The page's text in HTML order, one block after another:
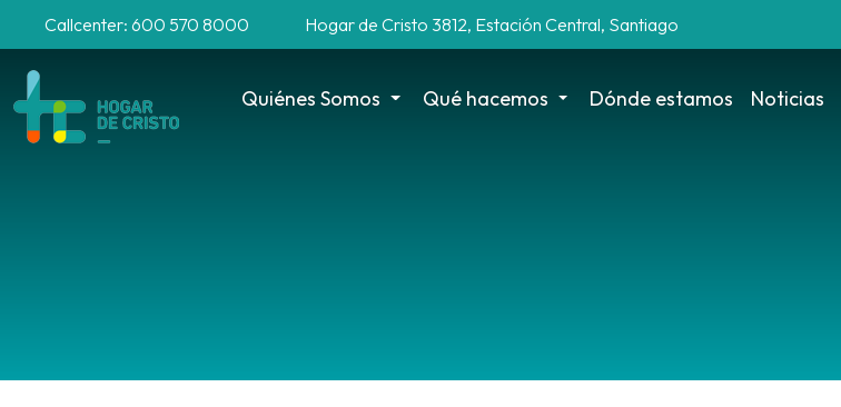
Callcenter: 600 570 8000 Hogar de Cristo 3812, Estación Central, Santiago
Quiénes Somos Qué hacemos Dónde estamos Noticias